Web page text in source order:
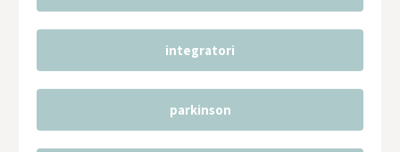
integratori
parkinson